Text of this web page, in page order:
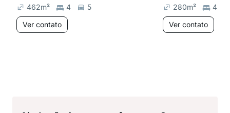
462m² 4
5
Ver contato
280m²
4
Ver contato